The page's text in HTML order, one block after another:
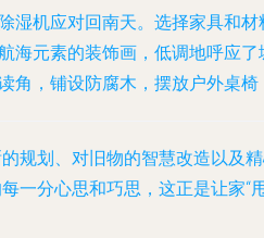
机应对回南天。选择家具和材
元素的装饰画，低调地呼应了
，铺设防腐木，摆放户外桌椅
规划、对旧物的智慧改造以及
分心思和巧思，这正是让家“